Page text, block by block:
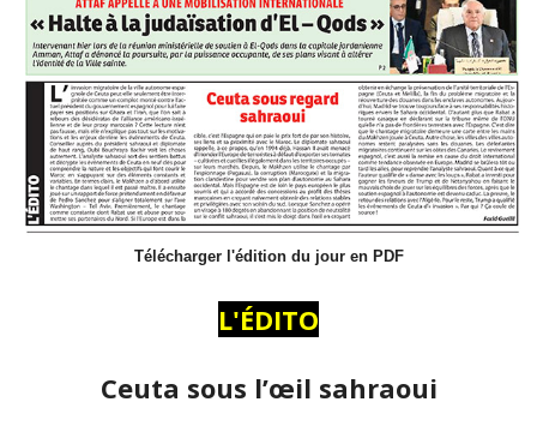
Télécharger l'édition du jour en PDF
L'ÉDITO
Ceuta sous l’œil sahraoui